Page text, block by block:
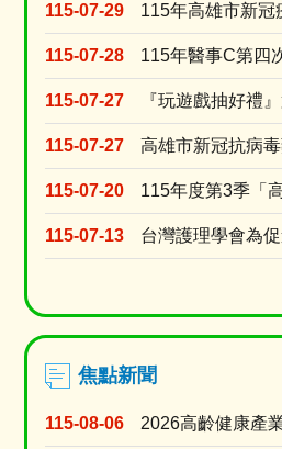
專
區
115-07-29 115年高雄市新冠
115-07-28
115-07-27
115-07-27
115-07-20
115-07-13
焦點新聞
115-08-06